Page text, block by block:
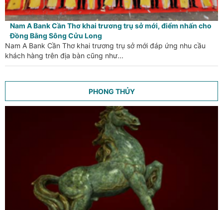
Nam A Bank Cần Thơ khai trương trụ sở mới, điểm nhấn cho
Đồng Bằng Sông Cửu Long
Nam A Bank Cần Thơ khai trương trụ sở mới đáp ứng nhu cầu
khách hàng trên địa bàn cũng như...
PHONG THỦY